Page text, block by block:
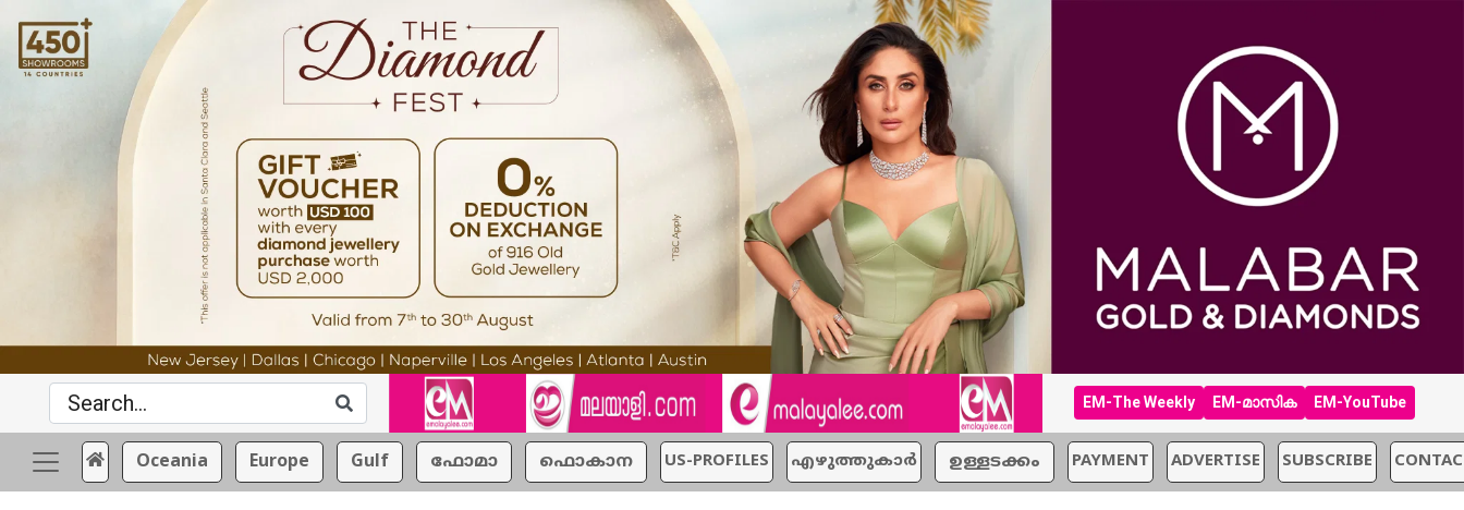
EM-The Weekly EM-മാസിക EM-YouTube
Oceania Europe Gulf ഫോമാ ഫൊകാന US-PROFILES എഴുത്തുകാര്‍ ഉള്ളടക്കം PAYMENT ADVERTISE SUBSCRIBE